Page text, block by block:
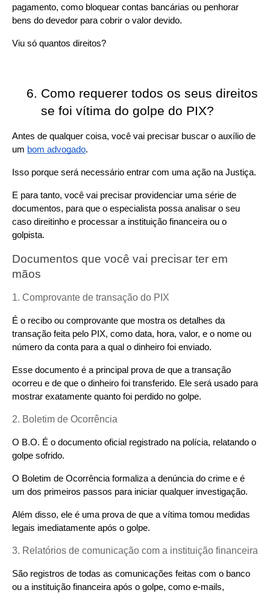
pagamento, como bloquear contas bancárias ou penhorar
bens do devedor para cobrir o valor devido.
Viu só quantos direitos?
Como requerer todos os seus direitos
se foi vítima do golpe do PIX?
Antes de qualquer coisa, você vai precisar buscar o auxílio de
um bom advogado.
Isso porque será necessário entrar com uma ação na Justiça.
E para tanto, você vai precisar providenciar uma série de
documentos, para que o especialista possa analisar o seu
caso direitinho e processar a instituição financeira ou o
golpista.
Documentos que você vai precisar ter em
mãos
1. Comprovante de transação do PIX
É o recibo ou comprovante que mostra os detalhes da
transação feita pelo PIX, como data, hora, valor, e o nome ou
número da conta para a qual o dinheiro foi enviado.
Esse documento é a principal prova de que a transação
ocorreu e de que o dinheiro foi transferido. Ele será usado para
mostrar exatamente quanto foi perdido no golpe.
2. Boletim de Ocorrência
O B.O. É o documento oficial registrado na polícia, relatando o
golpe sofrido.
O Boletim de Ocorrência formaliza a denúncia do crime e é
um dos primeiros passos para iniciar qualquer investigação.
Além disso, ele é uma prova de que a vítima tomou medidas
legais imediatamente após o golpe.
3. Relatórios de comunicação com a instituição financeira
São registros de todas as comunicações feitas com o banco
ou a instituição financeira após o golpe, como e-mails,